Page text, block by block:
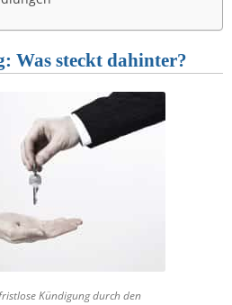
Was steckt dahinter?
Kündigung durch den